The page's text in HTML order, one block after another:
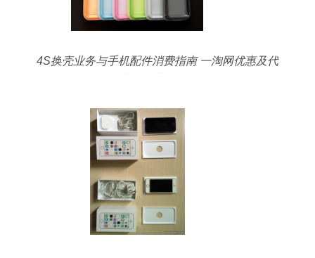
4S换壳业务与手机配件消费指南 一淘网优惠及代